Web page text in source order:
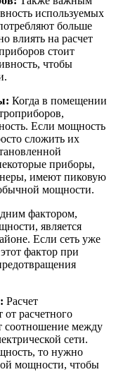
используемых
больше
влиять на расчет
стоит
чтобы
Когда в помещении
Если мощность
сложить их
приборы,
имеют пиковую
мощности.
фактором,
является
Если сеть уже
фактор при
Расчет
расчетного
соотношение между
сети.
то нужно
мощности, чтобы